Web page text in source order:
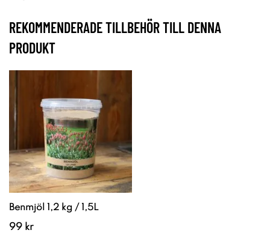
REKOMMENDERADE TILLBEHÖR TILL DENNA
PRODUKT
Benmjöl 1,2 kg / 1,5L
99 kr